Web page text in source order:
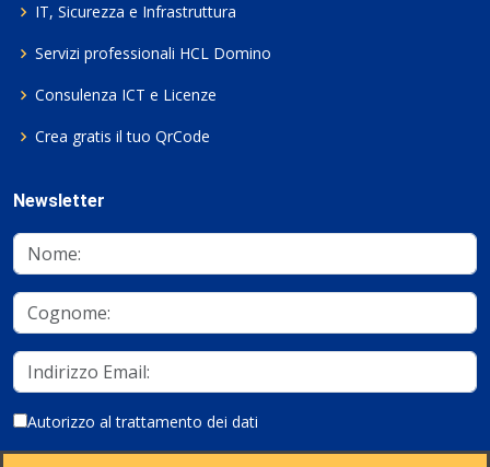
IT, Sicurezza e Infrastruttura
Servizi professionali HCL Domino
Consulenza ICT e Licenze
Crea gratis il tuo QrCode
Newsletter
Autorizzo al trattamento dei dati